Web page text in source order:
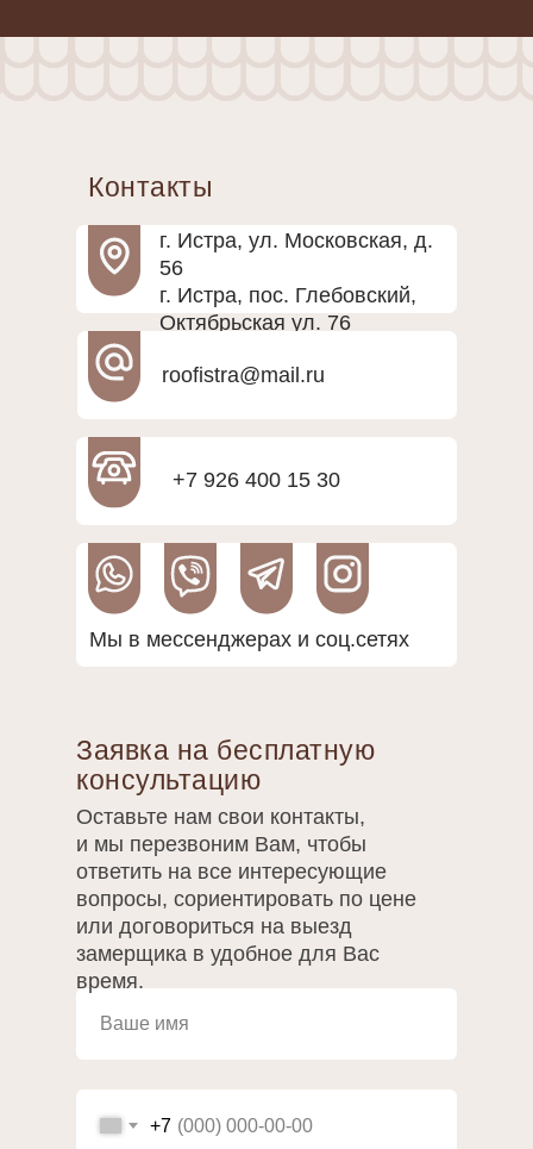
Контакты
г. Истра, ул. Московская, д.
56
г. Истра, пос. Глебовский,
Октябрьская ул. 76
+7 926 400 15 30
Мы в мессенджерах и соц.сетях
roofistra@mail.ru
+7
Оставьте нам свои контакты,
и мы перезвоним Вам, чтобы
ответить на все интересующие
вопросы, сориентировать по цене
или договориться на выезд
замерщика в удобное для Вас
время.
Заявка на бесплатную
консультацию